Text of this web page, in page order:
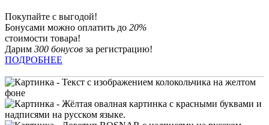
Покупайте с выгодой!
Бонусами можно оплатить до 20%
стоимости товара!
Дарим 300 бонусов за регистрацию!
ПОДРОБНЕЕ